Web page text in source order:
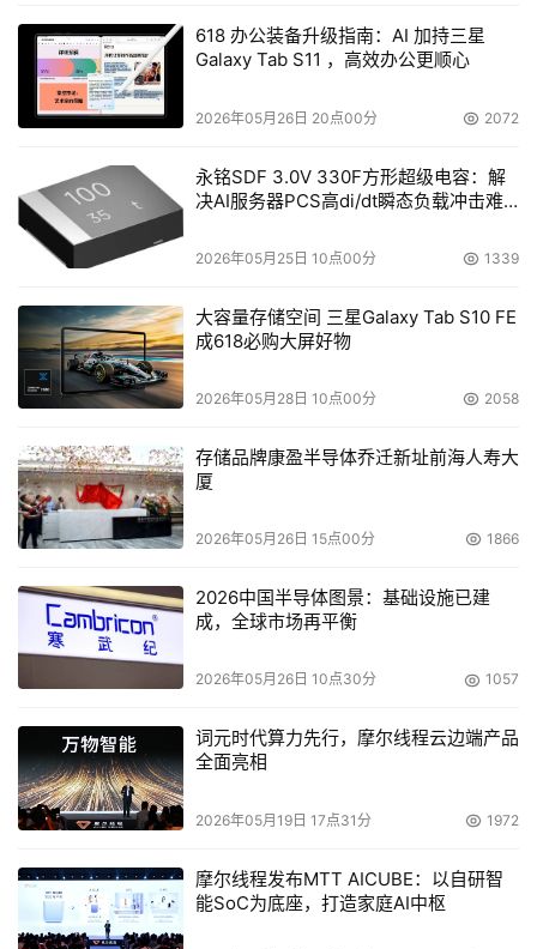
级产品，将带给市场新一轮惊喜。
PANEL1150-675的铝质前面板符合NEMA4工业标准，
PANEL1150-675提供了2个PCI扩展槽或ISA扩展槽。内建8
通道DIO控制器方便使用者进行数位测算，而不需要通过
DIO卡即可控制PANEL1150-675的此系统。在增强人性化
系统方面，此产品提供可靠性高的耐用型触摸屏和2个标准
USB接口。除此之外，内建超薄型软驱及CD-ROM（可
选）可进行简单数据库的更新。
“这是款理想的工业级别平板电脑PANEL1150-675可以应
系统，人机介面控制，销售现场，多媒体终端机等”，工业
自动化事业部产品经理Alex Hsueh介绍说，“而且，所有来
自艾讯科技的工业级平板电脑提供都将是高可靠性高灵活性
用户可根据选型要求或应用，自由选择不同的配置，比
如触摸屏选项，（薄）CD-ROM选项，PCI/ISA扩展同样可
接收卡以支持相适应的应用。艾讯科技的工业平板电脑是专
为工厂自动化，工业机械，运输等设计以适应苛刻的工业环
境。
618 办公装备升级指南：AI 加持三星
Galaxy Tab S11 ，高效办公更顺心
2026年05月26日 20点00分 2072
永铭SDF 3.0V 330F方形超级电容：解
决AI服务器PCS高di/dt瞬态负载冲击难
2026年05月25日 10点00分 1339
大容量存储空间 三星Galaxy Tab S10 FE
成618必购大屏好物
2026年05月28日 10点00分 2058
存储品牌康盈半导体乔迁新址前海人寿大
厦
2026年05月26日 15点00分 1866
2026中国半导体图景：基础设施已建
成，全球市场再平衡
2026年05月26日 10点30分 1057
词元时代算力先行，摩尔线程云边端产品
全面亮相
2026年05月19日 17点31分 1972
摩尔线程发布MTT AICUBE：以自研智
能SoC为底座，打造家庭AI中枢